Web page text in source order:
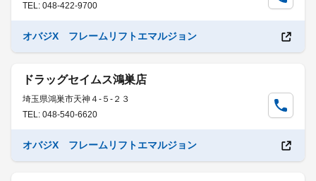
TEL: 048-422-9700
オバジX フレームリフトエマルジョン
ドラッグセイムス鴻巣店
埼玉県鴻巣市天神４-５-２３
TEL: 048-540-6620
オバジX フレームリフトエマルジョン